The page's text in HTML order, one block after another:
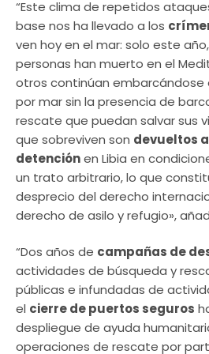
“Este clima de repetidos
base nos ha llevado a los
ven hoy en el mar: solo este
personas han muerto en el
otros continúan embarcándose
por mar sin la presencia de
rescate que puedan salvar sus
que sobreviven son devueltos
detenciónen Libia en
un trato arbitrario, lo que
desprecio del derecho
derecho de asilo y refugio»,
“Dos años de campañas de
actividades de búsqueda y
públicas e infundadas de
el cierre de puertos seguros
despliegue de ayuda
operaciones de rescate por